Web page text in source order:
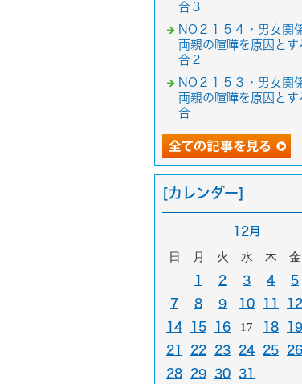
合３
NO２１５４・男女関
両親の喧嘩を原因とす
合２
NO２１５３・男女関
両親の喧嘩を原因とす
合
[カレンダー]
12月
日 月 火 水 木 金
1 2 3 4 5
7
8 9 10 11 12
14
15 16 17 18 19
21
22 23 24 25 26
28
29 30
31